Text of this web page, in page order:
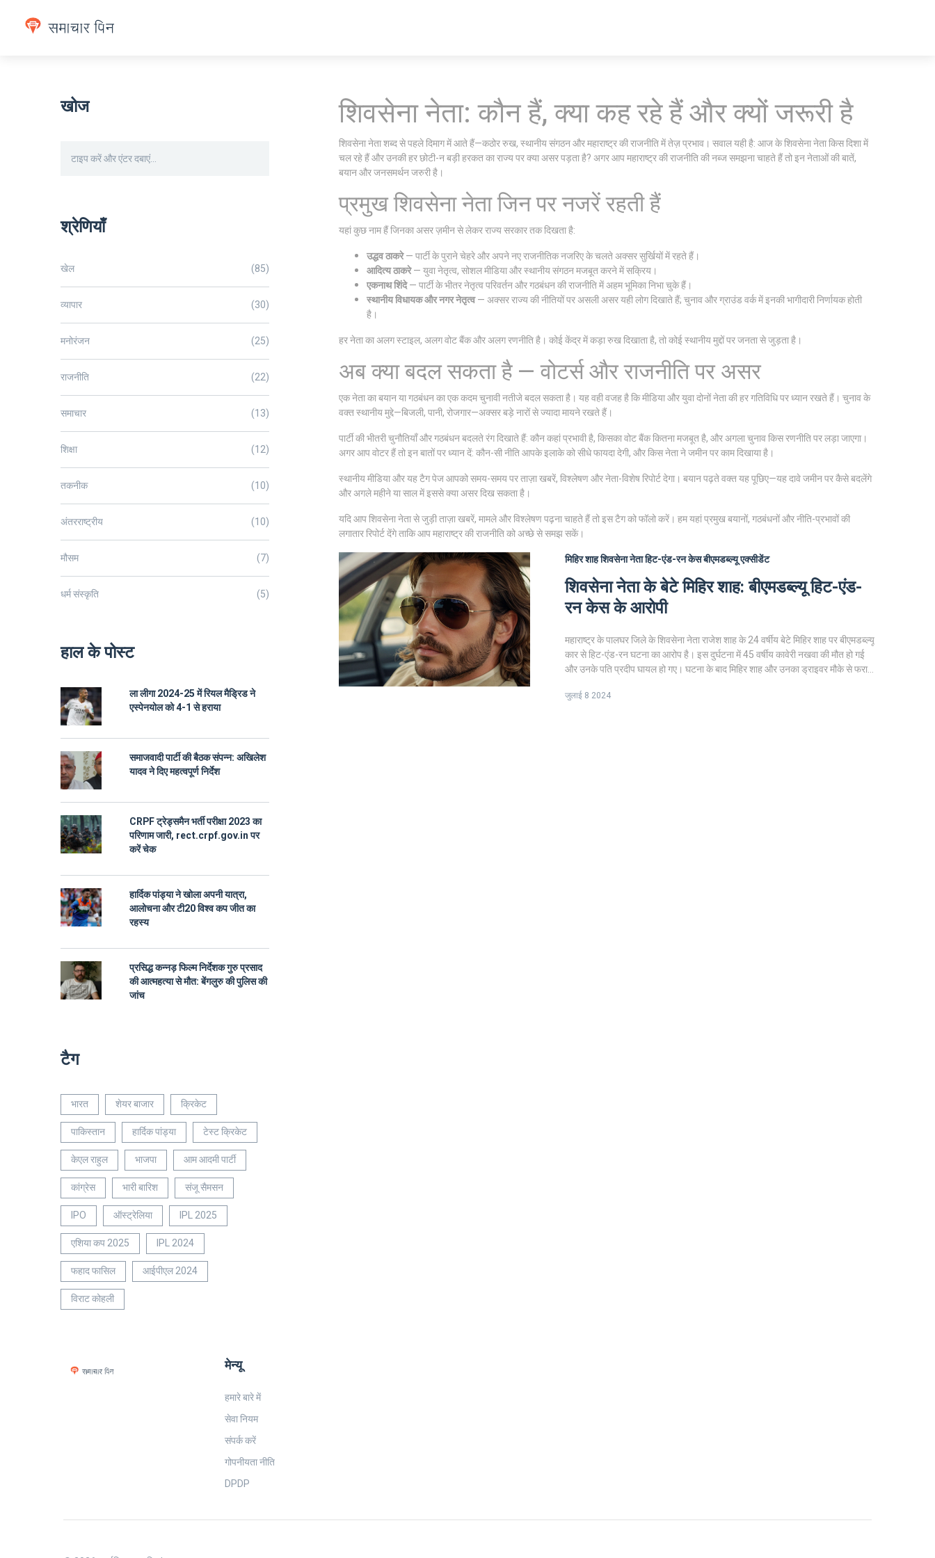
शिवसेना नेता: कौन हैं, क्या कह रहे हैं और क्यों जरूरी है
शिवसेना नेता शब्द से पहले दिमाग में आते हैं—कठोर रुख, स्थानीय संगठन और महाराष्ट्र की राजनीति में तेज़ प्रभाव। सवाल यही है: आज के शिवसेना नेता किस दिशा में
चल रहे हैं और उनकी हर छोटी-न बड़ी हरकत का राज्य पर क्या असर पड़ता है? अगर आप महाराष्ट्र की राजनीति की नब्ज समझना चाहते हैं तो इन नेताओं की बातें,
बयान और जनसमर्थन जरुरी है।
प्रमुख शिवसेना नेता जिन पर नजरें रहती हैं
यहां कुछ नाम हैं जिनका असर ज़मीन से लेकर राज्य सरकार तक दिखता है:
उद्धव ठाकरे— पार्टी के पुराने चेहरे और अपने नए राजनीतिक नजरिए के चलते अक्सर सुर्खियों में रहते हैं।
आदित्य ठाकरे— युवा नेतृत्व, सोशल मीडिया और स्थानीय संगठन मजबूत करने में सक्रिय।
एकनाथ शिंदे— पार्टी के भीतर नेतृत्व परिवर्तन और गठबंधन की राजनीति में अहम भूमिका निभा चुके हैं।
स्थानीय विधायक और नगर नेतृत्व— अक्सर राज्य की नीतियों पर असली असर यही लोग दिखाते हैं; चुनाव और ग्राउंड वर्क में इनकी भागीदारी निर्णायक होती
है।
हर नेता का अलग स्टाइल, अलग वोट बैंक और अलग रणनीति है। कोई केंद्र में कड़ा रुख दिखाता है, तो कोई स्थानीय मुद्दों पर जनता से जुड़ता है।
अब क्या बदल सकता है — वोटर्स और राजनीति पर असर
एक नेता का बयान या गठबंधन का एक कदम चुनावी नतीजे बदल सकता है। यह वही वजह है कि मीडिया और युवा दोनों नेता की हर गतिविधि पर ध्यान रखते हैं। चुनाव के
वक्त स्थानीय मुद्दे—बिजली, पानी, रोजगार—अक्सर बड़े नारों से ज्यादा मायने रखते हैं।
पार्टी की भीतरी चुनौतियाँ और गठबंधन बदलते रंग दिखाते हैं: कौन कहां प्रभावी है, किसका वोट बैंक कितना मजबूत है, और अगला चुनाव किस रणनीति पर लड़ा जाएगा।
अगर आप वोटर हैं तो इन बातों पर ध्यान दें: कौन-सी नीति आपके इलाके को सीधे फायदा देगी, और किस नेता ने जमीन पर काम दिखाया है।
स्थानीय मीडिया और यह टैग पेज आपको समय-समय पर ताज़ा खबरें, विश्लेषण और नेता-विशेष रिपोर्ट देगा। बयान पढ़ते वक्त यह पूछिए—यह दावे जमीन पर कैसे बदलेंगे
और अगले महीने या साल में इससे क्या असर दिख सकता है।
यदि आप शिवसेना नेता से जुड़ी ताज़ा खबरें, मामले और विश्लेषण पढ़ना चाहते हैं तो इस टैग को फॉलो करें। हम यहां प्रमुख बयानों, गठबंधनों और नीति-प्रभावों की
लगातार रिपोर्ट देंगे ताकि आप महाराष्ट्र की राजनीति को अच्छे से समझ सकें।
मिहिर शाहशिवसेना नेताहिट-एंड-रन केसबीएमडब्ल्यू एक्सीडेंट
शिवसेना नेता के बेटे मिहिर शाह: बीएमडब्ल्यू हिट-एंड-
रन केस के आरोपी
महाराष्ट्र के पालघर जिले के शिवसेना नेता राजेश शाह के 24 वर्षीय बेटे मिहिर शाह पर बीएमडब्ल्यू
कार से हिट-एंड-रन घटना का आरोप है। इस दुर्घटना में 45 वर्षीय कावेरी नखवा की मौत हो गई
और उनके पति प्रदीप घायल हो गए। घटना के बाद मिहिर शाह और उनका ड्राइवर मौके से फरार
जुलाई 8 2024
खोज
श्रेणियाँ
खेल (85)
व्यापार (30)
मनोरंजन (25)
राजनीति (22)
समाचार (13)
शिक्षा (12)
तकनीक (10)
अंतरराष्ट्रीय (10)
मौसम (7)
धर्म संस्कृति (5)
हाल के पोस्ट
ला लीगा 2024-25 में रियल मैड्रिड ने
एस्पेनयोल को 4-1 से हराया
समाजवादी पार्टी की बैठक संपन्न: अखिलेश
यादव ने दिए महत्वपूर्ण निर्देश
CRPF ट्रेड्समैन भर्ती परीक्षा 2023 का
परिणाम जारी, rect.crpf.gov.in पर
करें चेक
हार्दिक पांड्या ने खोला अपनी यात्रा,
आलोचना और टी20 विश्व कप जीत का
रहस्य
प्रसिद्ध कन्नड़ फिल्म निर्देशक गुरु प्रसाद
की आत्महत्या से मौत: बेंगलुरु की पुलिस की
जांच
टैग
भारत शेयर बाजार
क्रिकेट
पाकिस्तान
हार्दिक पांड्या
टेस्ट क्रिकेट
केएल राहुल
भाजपा
आम आदमी पार्टी
कांग्रेस
भारी बारिश
संजू सैमसन
IPO
ऑस्ट्रेलिया
IPL 2025
एशिया कप 2025
IPL 2024
फहाद फासिल
आईपीएल 2024
विराट कोहली
मेन्यू
हमारे बारे में
सेवा नियम
संपर्क करें
गोपनीयता नीति
DPDP